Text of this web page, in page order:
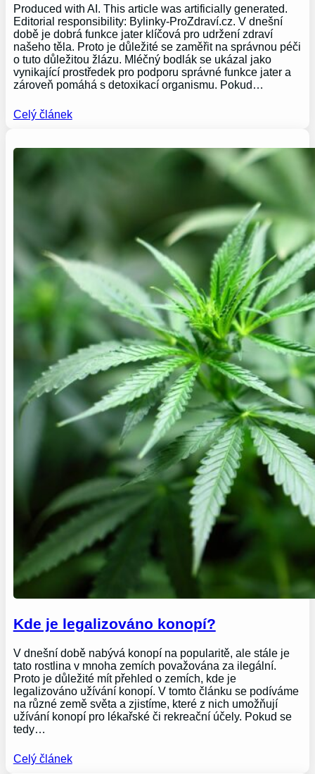
Produced with AI. This article was artificially generated.
Editorial responsibility: Bylinky-ProZdraví.cz. V dnešní
době je dobrá funkce jater klíčová pro udržení zdraví
našeho těla. Proto je důležité se zaměřit na správnou péči
o tuto důležitou žlázu. Mléčný bodlák se ukázal jako
vynikající prostředek pro podporu správné funkce jater a
zároveň pomáhá s detoxikací organismu. Pokud…
Celý článek
Kde je legalizováno konopí?
V dnešní době nabývá konopí na popularitě, ale stále je
tato rostlina v mnoha zemích považována za ilegální.
Proto je důležité mít přehled o zemích, kde je
legalizováno užívání konopí. V tomto článku se podíváme
na různé země světa a zjistíme, které z nich umožňují
užívání konopí pro lékařské či rekreační účely. Pokud se
tedy…
Celý článek